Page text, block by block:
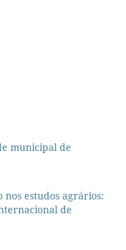
municipal de
estudos agrários:
de